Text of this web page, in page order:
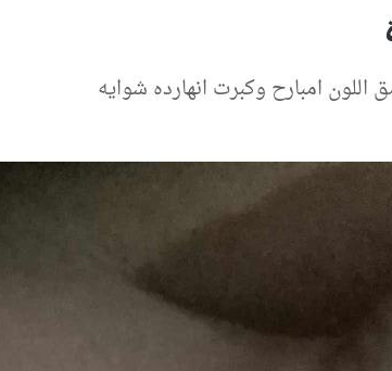
امبارح وكبرت انهارده شوايه